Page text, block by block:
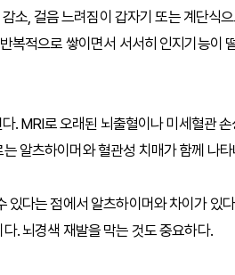
소, 걸음 느려짐이 갑자기 또는 계단식
복적으로 쌓이면서 서서히 인지기능이
. MRI로 오래된 뇌출혈이나 미세혈관
알츠하이머와 혈관성 치매가 함께 나
다는 점에서 알츠하이머와 차이가 있
. 뇌경색 재발을 막는 것도 중요하다.